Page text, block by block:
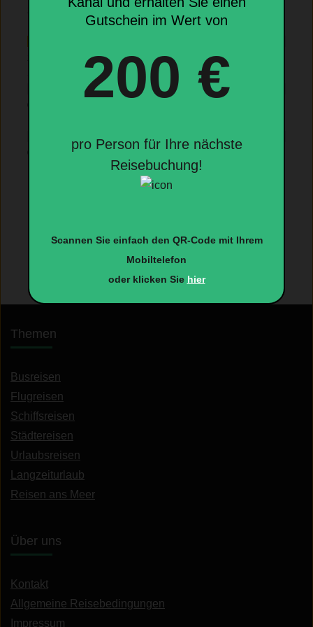
Durchschnittlich
Themen
Busreisen
Flugreisen
Schiffsreisen
Städtereisen
Urlaubsreisen
Langzeiturlaub
Reisen ans Meer
Über uns
Kontakt
Allgemeine Reisebedingungen
Impressum
Gutschein im Wert von
200 €
pro Person für Ihre nächste
Reisebuchung!
Scannen Sie einfach den QR-Code mit Ihrem
Mobiltelefon
oder klicken Sie hier